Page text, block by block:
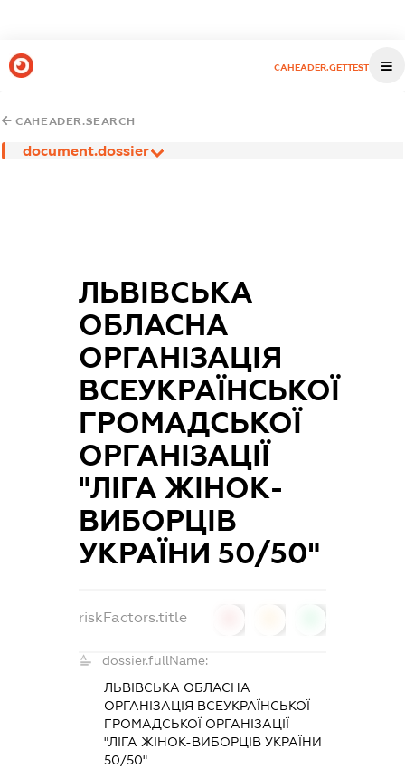
CAHEADER.GETTEST
CAHEADER.SEARCH
document.dossier
ЛЬВІВСЬКА
ОБЛАСНА
ОРГАНІЗАЦІЯ
ВСЕУКРАЇНСЬКОЇ
ГРОМАДСЬКОЇ
ОРГАНІЗАЦІЇ
"ЛІГА ЖІНОК-
ВИБОРЦІВ
УКРАЇНИ 50/50"
riskFactors.title
dossier.fullName:
ЛЬВІВСЬКА ОБЛАСНА
ОРГАНІЗАЦІЯ ВСЕУКРАЇНСЬКОЇ
ГРОМАДСЬКОЇ ОРГАНІЗАЦІЇ
"ЛІГА ЖІНОК-ВИБОРЦІВ УКРАЇНИ
50/50"